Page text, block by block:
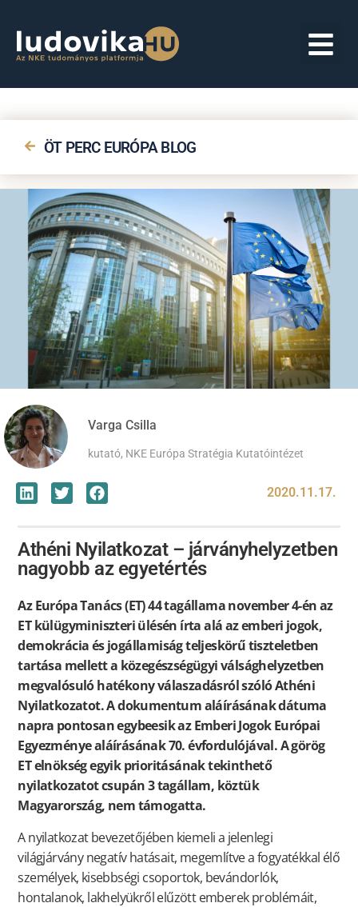
ÖT PERC EURÓPA BLOG
Varga Csilla
kutató, NKE Európa Stratégia Kutatóintézet
2020.11.17.
Athéni Nyilatkozat – járványhelyzetben
nagyobb az egyetértés
Az Európa Tanács (ET) 44 tagállama november 4-én az
ET külügyminiszteri ülésén írta alá az emberi jogok,
demokrácia és jogállamiság teljeskörű tiszteletben
tartása mellett a közegészségügyi válsághelyzetben
megvalósuló hatékony válaszadásról szóló Athéni
Nyilatkozatot. A dokumentum aláírásának dátuma
napra pontosan egybeesik az Emberi Jogok Európai
Egyezménye aláírásának 70. évfordulójával. A görög
ET elnökség egyik prioritásának tekinthető
nyilatkozatot csupán 3 tagállam, köztük
Magyarország, nem támogatta.
A nyilatkozat bevezetőjében kiemeli a jelenlegi
világjárvány negatív hatásait, megemlítve a fogyatékkal élő
személyek, kisebbségi csoportok, bevándorlók,
hontalanok, lakhelyükről elűzött emberek problémáit,